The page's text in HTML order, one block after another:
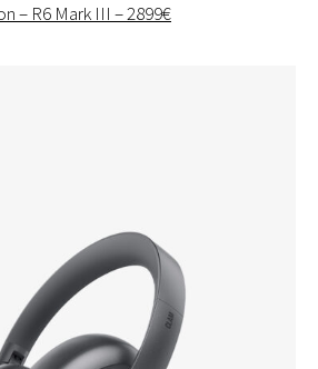
– R6 Mark III – 2899€